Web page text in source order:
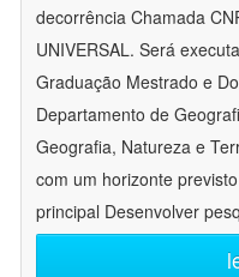
decorrência Chamada
UNIVERSAL. Será
Graduação Mestrado e
Departamento de
Geografia, Natureza e
com um horizonte
principal Desenvolver